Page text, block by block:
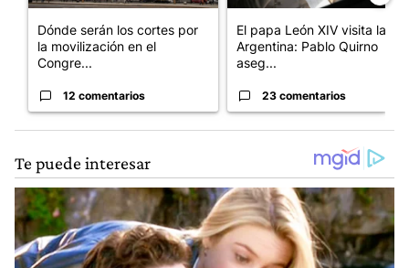
Dónde serán los cortes por
la movilización en el
Congre...
12 comentarios
El papa León XIV visita la
Argentina: Pablo Quirno
aseg...
23 comentarios